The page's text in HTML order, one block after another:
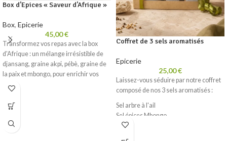
Box d’Epices « Saveur d’Afrique »
Box, Epicerie
45,00€
Transformez vos repas avec la box
d'Afrique : un mélange irrésistible de
djansang, graine akpi, pébè, graine de
la paix et mbongo, pour enrichir vos
plats d'une touche d'authenticité et de
Coffret de 3 sels aromatisés
Epicerie
25,00€
Laissez-vous séduire par notre coffret
composé de nos 3 sels aromatisés :
Sel arbre à l'ail
Sel épices Mbongo
Sel à la marinade